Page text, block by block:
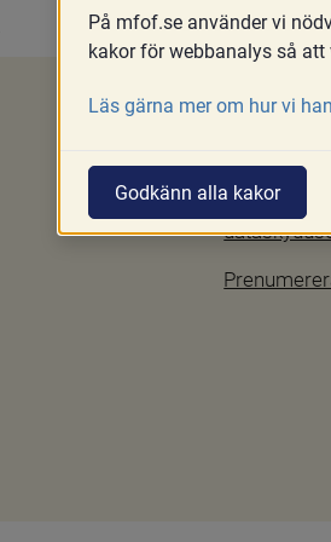
På mfof.se använder vi
kakor för webbanalys så
Läs gärna mer om hur vi
Godkänn alla kakor